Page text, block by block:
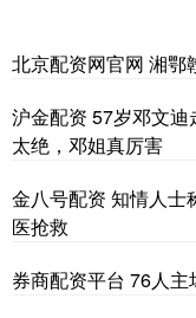
北京配资网官网 湘鄂
沪金配资 57岁邓文
太绝，邓姐真厉害
金八号配资 知情人士
医抢救
券商配资平台 76人